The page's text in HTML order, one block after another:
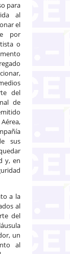
para
al
el
por
o
del
de
sus
y, en
a la
al
del
un
al